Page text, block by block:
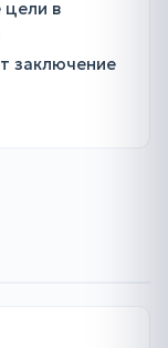
цели в
заключение